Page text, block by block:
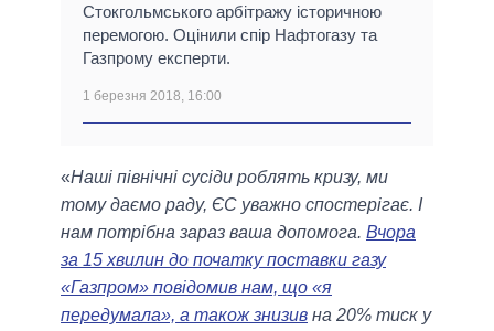
Стокгольмського арбітражу історичною
перемогою. Оцінили спір Нафтогазу та
Газпрому експерти.
1 березня 2018, 16:00
«Наші північні сусіди роблять кризу, ми
тому даємо раду, ЄС уважно спостерігає. І
нам потрібна зараз ваша допомога. Вчора
за 15 хвилин до початку поставки газу
«Газпром» повідомив нам, що «я
передумала», а також знизив на 20% тиск у